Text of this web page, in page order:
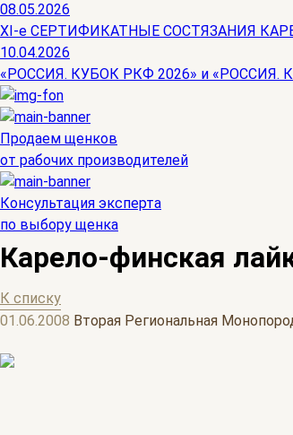
08.05.2026
ХI-е СЕРТИФИКАТНЫЕ СОСТЯЗАНИЯ
10.04.2026
«РОССИЯ. КУБОК РКФ 2026» и
Продаем щенков
от рабочих производителей
Консультация эксперта
по выбору щенка
Карело-финская
К списку
01.06.2008 Вторая Региональная